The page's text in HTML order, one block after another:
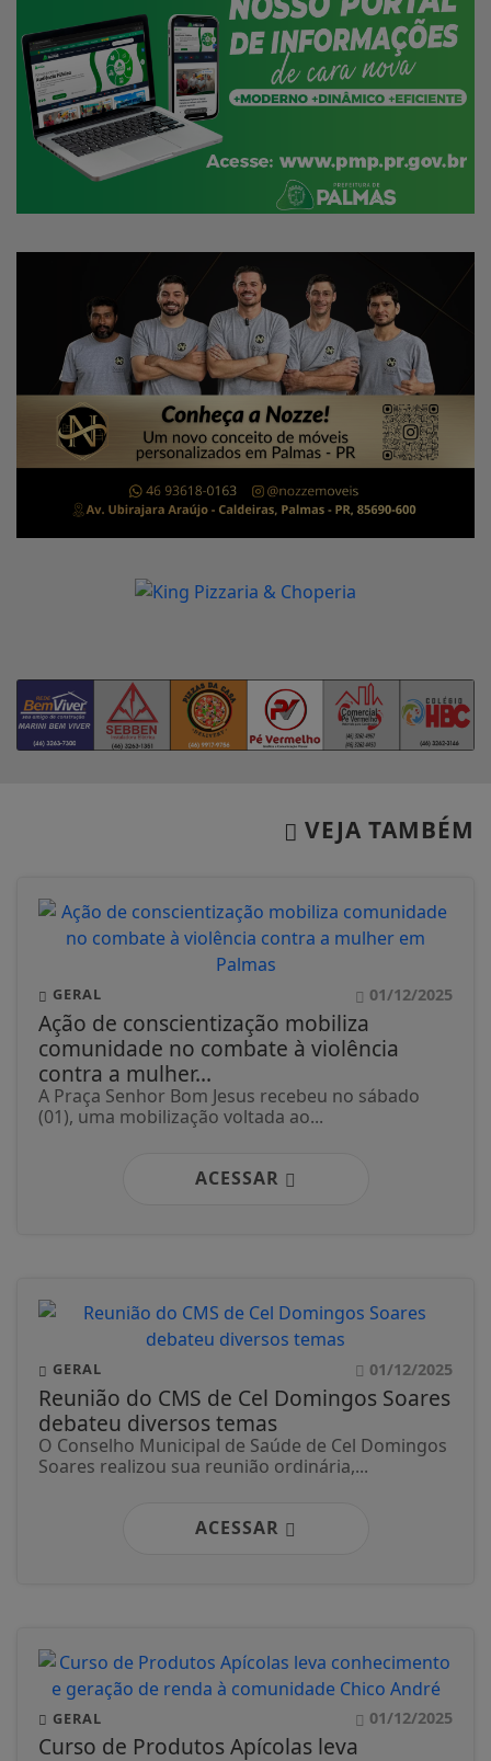
VEJA TAMBÉM
GERAL 01/12/2025
Ação de conscientização mobiliza
comunidade no combate à violência
contra a mulher...
A Praça Senhor Bom Jesus recebeu no sábado
(01), uma mobilização voltada ao...
ACESSAR
GERAL 01/12/2025
Reunião do CMS de Cel Domingos Soares
debateu diversos temas
O Conselho Municipal de Saúde de Cel Domingos
Soares realizou sua reunião ordinária,...
ACESSAR
GERAL 01/12/2025
Curso de Produtos Apícolas leva